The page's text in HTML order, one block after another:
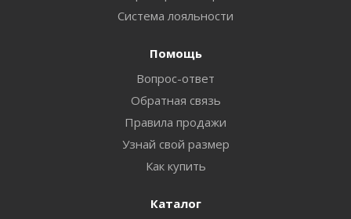
Система лояльности
Помощь
Вопрос-ответ
Обратная связь
Правила продажи
Узнай свой размер
Как купить
Каталог